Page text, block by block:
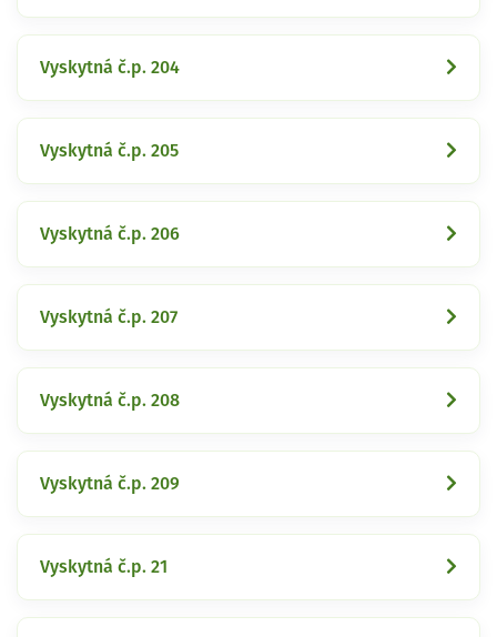
Vyskytná č.p. 204
Vyskytná č.p. 205
Vyskytná č.p. 206
Vyskytná č.p. 207
Vyskytná č.p. 208
Vyskytná č.p. 209
Vyskytná č.p. 21